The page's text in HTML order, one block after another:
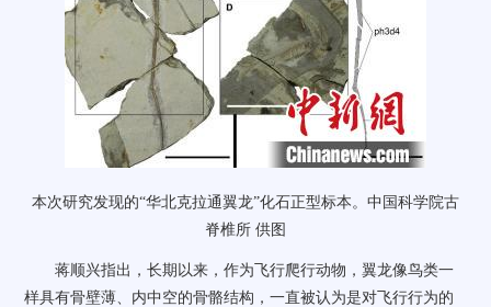
本次研究发现的“华北克拉通翼龙”化石正型标本。中国科学院古
脊椎所 供图
蒋顺兴指出，长期以来，作为飞行爬行动物，翼龙像鸟类一
样具有骨壁薄、内中空的骨骼结构，一直被认为是对飞行行为的